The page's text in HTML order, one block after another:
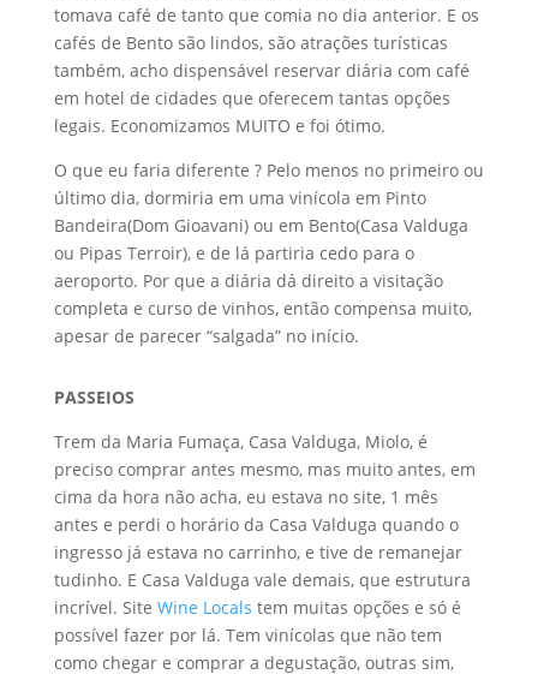
tomava café de tanto que comia no dia anterior. E os
cafés de Bento são lindos, são atrações turísticas
também, acho dispensável reservar diária com café
em hotel de cidades que oferecem tantas opções
legais. Economizamos MUITO e foi ótimo.
O que eu faria diferente ? Pelo menos no primeiro ou
último dia, dormiria em uma vinícola em Pinto
Bandeira(Dom Gioavani) ou em Bento(Casa Valduga
ou Pipas Terroir), e de lá partiria cedo para o
aeroporto. Por que a diária dá direito a visitação
completa e curso de vinhos, então compensa muito,
apesar de parecer “salgada” no início.
PASSEIOS
Trem da Maria Fumaça, Casa Valduga, Miolo, é
preciso comprar antes mesmo, mas muito antes, em
cima da hora não acha, eu estava no site, 1 mês
antes e perdi o horário da Casa Valduga quando o
ingresso já estava no carrinho, e tive de remanejar
tudinho. E Casa Valduga vale demais, que estrutura
incrível. Site Wine Locals tem muitas opções e só é
possível fazer por lá. Tem vinícolas que não tem
como chegar e comprar a degustação, outras sim,